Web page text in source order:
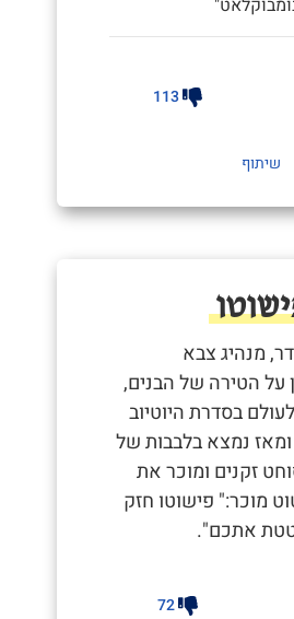
113
שיתוף
מנהיג צבא
על הטירה של הבנים,
בסדרת היוטיוב
נמצא בלבבות של
זקנים ומוכר את
מוכר:" פישוטו חזק
טטת אתכם".
72